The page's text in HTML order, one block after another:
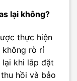
lại không?
thực hiện
không rò rỉ
lại khi lắp đặt
hồi và bảo